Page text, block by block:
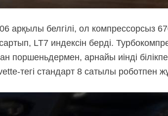
арқылы белгілі, ол компрессорсыз
LT7 индексін берді.
поршеньдермен, арнайы иінді
тегі стандарт 8 сатылы роботпен